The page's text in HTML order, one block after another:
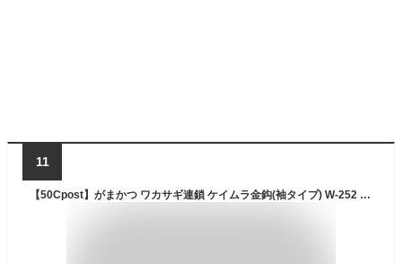
11
【50Cpost】がまかつ ワカサギ連鎖 ケイムラ金鈎(袖タイプ) W-252 針1号 ハリス0.2号(gama-661385)｜わかさぎ ワカサギ 公魚 仕掛 針 ハリ はり 餌 山中湖 ドーム 入鹿池 桧原湖 野尻湖 岩洞湖 川 湖 池 淡水 釣り 釣具 わかさぎ仕掛 ワカサギ仕掛 釣針